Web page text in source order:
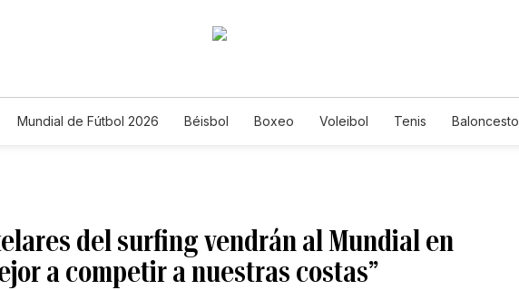
Mundial de Fútbol 2026 Béisbol Boxeo Voleibol Tenis Baloncesto
del surfing vendrán al Mundial en
a competir a nuestras costas”